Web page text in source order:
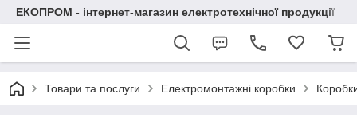
ЕКОПРОМ - інтернет-магазин електротехнічної продукції
Товари та послуги Електромонтажні коробки